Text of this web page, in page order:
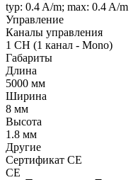
typ: 0.4 A/m; max: 0.4 A/m
Управление
Каналы управления
1 CH (1 канал - Mono)
Габариты
Длина
5000 мм
Ширина
8 мм
Высота
1.8 мм
Другие
Сертификат CE
CE